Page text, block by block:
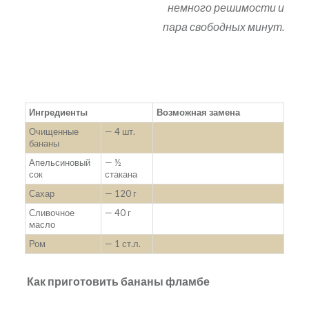
немного решимости и
пара свободных минут.
Ингредиенты
Возможная замена
Очищенные
бананы
— 4 шт.
Апельсиновый
сок
— ½
стакана
Сахар
— 120 г
Сливочное
масло
— 40 г
Ром — 1 ст.л.
Как приготовить бананы фламбе